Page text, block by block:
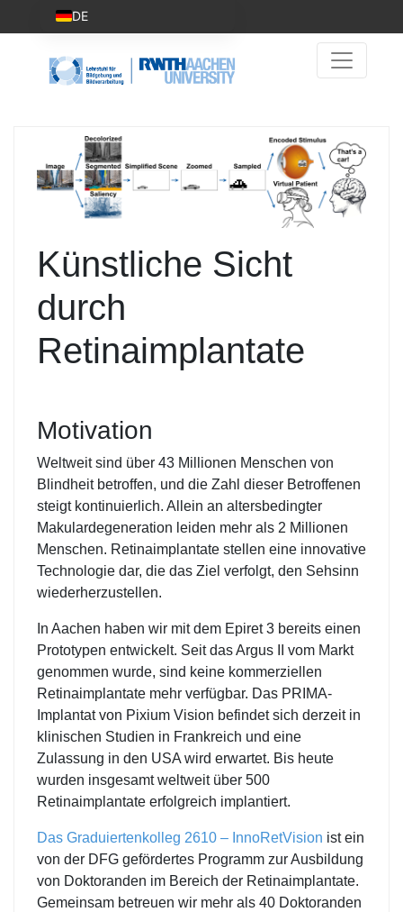
Künstliche Sicht
durch
Retinaimplantate
Motivation
Weltweit sind über 43 Millionen Menschen von
Blindheit betroffen, und die Zahl dieser Betroffenen
steigt kontinuierlich. Allein an altersbedingter
Makulardegeneration leiden mehr als 2 Millionen
Menschen. Retinaimplantate stellen eine innovative
Technologie dar, die das Ziel verfolgt, den Sehsinn
wiederherzustellen.
In Aachen haben wir mit dem Epiret 3 bereits einen
Prototypen entwickelt. Seit das Argus II vom Markt
genommen wurde, sind keine kommerziellen
Retinaimplantate mehr verfügbar. Das PRIMA-
Implantat von Pixium Vision befindet sich derzeit in
klinischen Studien in Frankreich und eine
Zulassung in den USA wird erwartet. Bis heute
wurden insgesamt weltweit über 500
Retinaimplantate erfolgreich implantiert.
Das Graduiertenkolleg 2610 – InnoRetVision ist ein
von der DFG gefördertes Programm zur Ausbildung
von Doktoranden im Bereich der Retinaimplantate.
Gemeinsam betreuen wir mehr als 40 Doktoranden
DE